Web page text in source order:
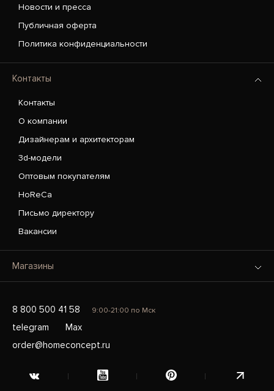
Новости и пресса
Публичная оферта
Политика конфиденциальности
Контакты
Контакты
О компании
Дизайнерам и архитекторам
3d-модели
Оптовым покупателям
HoReCa
Письмо директору
Вакансии
Магазины
8 800 500 41 58 9:00-21:00 по Мск
telegram
Max
order@homeconcept.ru